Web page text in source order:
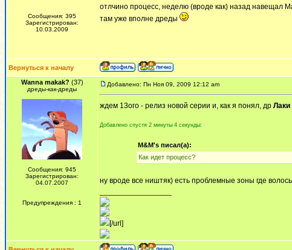
Сообщения: 395
Зарегистрирован:
10.03.2009
отлчино процесс, неделю (вроде как) назад навещал
там уже вполне дреды
Вернуться к началу
Wanna makak? (37)
дреды-как-дреды
Сообщения: 945
Зарегистрирован:
04.07.2007
Предупреждения : 1
Добавлено: Пн Ноя 09, 2009 12:12 am
ждем 13ого - релиз новой серии и, как я понял, др Лаки
Добавлено спустя 2 минуты 4 секунды:
M&M's писал(а):
Как идет процесс?
ну вроде все ништяк) есть проблемные зоны где
[/url]